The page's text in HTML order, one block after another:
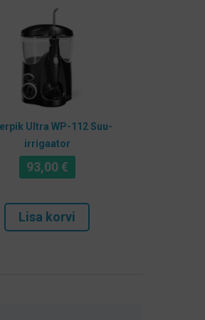
Ultra WP-112 Suu-
irrigaator
93,00€
Lisa korvi